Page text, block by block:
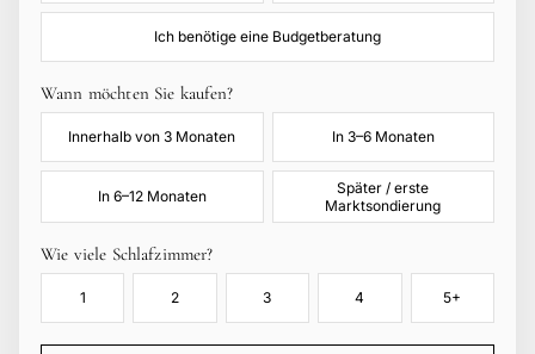
Ich benötige eine Budgetberatung
Wann möchten Sie kaufen?
Innerhalb von 3 Monaten In 3–6 Monaten
In 6–12 Monaten
Später / erste
Marktsondierung
Wie viele Schlafzimmer?
1 2 3 4 5+